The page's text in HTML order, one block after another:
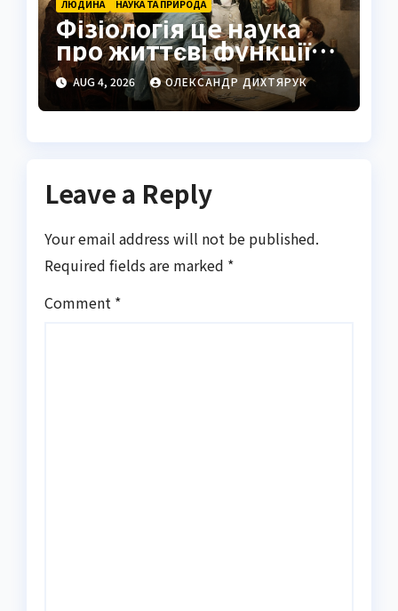
ЛЮДИНА НАУКА ТА ПРИРОДА
Фізіологія це наука
про життєві функції
організму
AUG 4, 2026 ОЛЕКСАНДР ДИХТЯРУК
Leave a Reply
Your email address will not be published.
Required fields are marked *
Comment *